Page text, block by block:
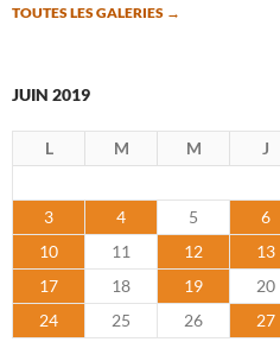
TOUTES LES GALERIES →
JUIN 2019
L M M J
3
4 5 6
10
11 12 13
17
18 19 20
24
25 26 27